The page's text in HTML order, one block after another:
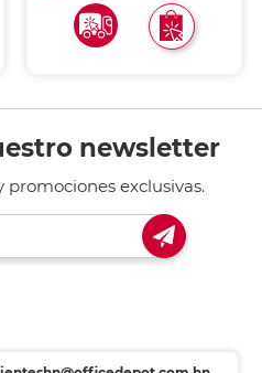
newsletter
promociones exclusivas.